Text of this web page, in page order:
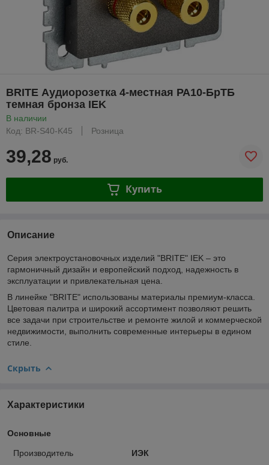
BRITE Аудиорозетка 4-местная РА10-БрТБ
темная бронза IEK
В наличии
Код: BR-S40-K45
Розница
39,28 руб.
Купить
Описание
Серия электроустановочных изделий "BRITE" IEK – это
гармоничный дизайн и европейский подход, надежность в
эксплуатации и привлекательная цена.
В линейке "BRITE" использованы материалы премиум-класса.
Цветовая палитра и широкий ассортимент позволяют решить
все задачи при строительстве и ремонте жилой и коммерческой
недвижимости, выполнить современные интерьеры в едином
стиле.
Скрыть
Характеристики
Основные
Производитель
ИЭК